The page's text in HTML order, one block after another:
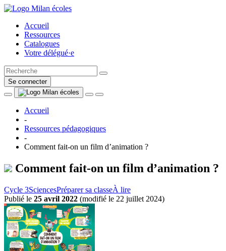
Accueil
Ressources
Catalogues
Votre délégué·e
Se connecter
Accueil
-
Ressources pédagogiques
-
Comment fait-on un film d’animation ?
Comment fait-on un film d’animation ?
Cycle 3SciencesPréparer sa classeÀ lire
Publié le 25 avril 2022 (modifié le 22 juillet 2024)